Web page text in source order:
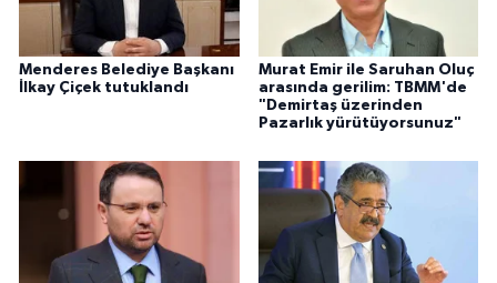
Menderes Belediye Başkanı
İlkay Çiçek tutuklandı
Murat Emir ile Saruhan Oluç
arasında gerilim: TBMM'de
"Demirtaş üzerinden
Pazarlık yürütüyorsunuz"